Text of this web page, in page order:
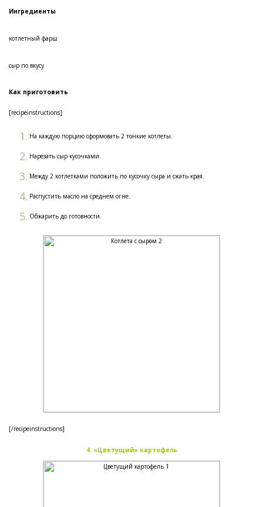
Ингредиенты
котлетный фарш
сыр по вкусу
Как приготовить
[recipeinstructions]
На каждую порцию сформовать 2 тонкие котлеты.
Нарезать сыр кусочками.
Между 2 котлетками положить по кусочку сыра и сжать края.
Распустить масло на среднем огне.
Обжарить до готовности.
[/recipeinstructions]
4. «Цветущий» картофель